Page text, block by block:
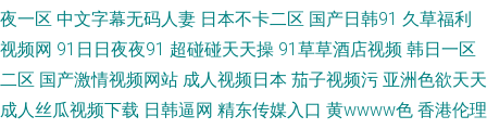
91 A片日韩 婷婷六月天色色 www黄色网址 三级AV免费 久草黄色 欧洲色淫
网 五月婷婷不卡网 伊人蕉久影院 99大香蕉五月天 东方va在线 国产精品久久
夜一区 中文字幕无码人妻 日本不卡二区 国产日韩91 久草福利
视频网 91日日夜夜91 超碰碰天天操 91草草酒店视频 韩日一区
二区 国产激情视频网站 成人视频日本 茄子视频污 亚洲色欲天天
成人丝瓜视频下载 日韩逼网 精东传媒入口 黄wwww色 香港伦理